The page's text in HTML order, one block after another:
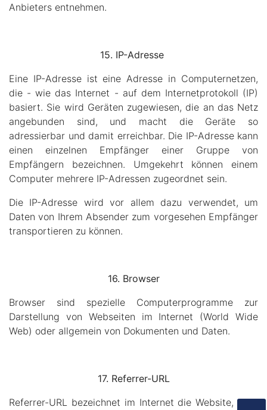
Anbieters entnehmen.
15. IP-Adresse
Eine IP-Adresse ist eine Adresse in Computernetzen,
die - wie das Internet - auf dem Internetprotokoll (IP)
basiert. Sie wird Geräten zugewiesen, die an das Netz
angebunden sind, und macht die Geräte so
adressierbar und damit erreichbar. Die IP-Adresse kann
einen einzelnen Empfänger einer Gruppe von
Empfängern bezeichnen. Umgekehrt können einem
Computer mehrere IP-Adressen zugeordnet sein.
Die IP-Adresse wird vor allem dazu verwendet, um
Daten von Ihrem Absender zum vorgesehen Empfänger
transportieren zu können.
16. Browser
Browser sind spezielle Computerprogramme zur
Darstellung von Webseiten im Internet (World Wide
Web) oder allgemein von Dokumenten und Daten.
17. Referrer-URL
Referrer-URL bezeichnet im Internet die Website, über